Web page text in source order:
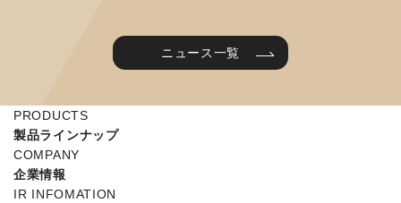
ニュース一覧
PRODUCTS
製品ラインナップ
COMPANY
企業情報
IR INFOMATION